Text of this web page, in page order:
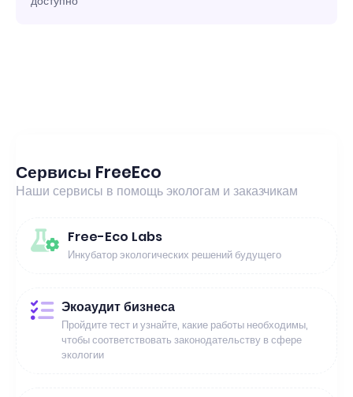
Сервисы FreeEco
Наши сервисы в помощь экологам и заказчикам
Free-Eco Labs
Инкубатор экологических решений будущего
Экоаудит бизнеса
Пройдите тест и узнайте, какие работы необходимы,
чтобы соответствовать законодательству в сфере
экологии